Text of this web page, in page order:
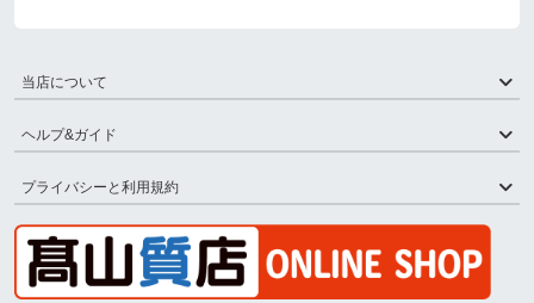
当店について
ヘルプ&ガイド
プライバシーと利用規約